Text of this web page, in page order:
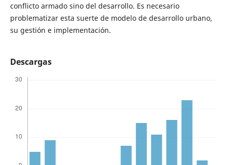
conflicto armado sino del desarrollo. Es necesario
problematizar esta suerte de modelo de desarrollo urbano,
su gestión e implementación.
Descargas